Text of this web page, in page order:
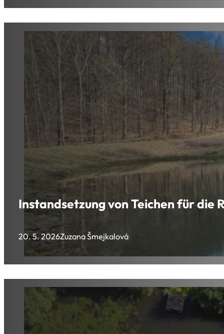
Instandsetzung von Teichen für die
20. 5. 2026Zuzana Šmejkalová